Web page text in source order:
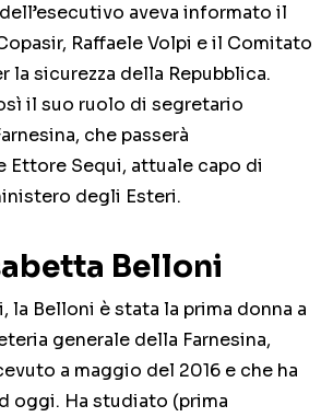
aveva informato il
Raffaele Volpi e il Comitato
la sicurezza della Repubblica.
il suo ruolo di segretario
che passerà
Ettore Sequi, attuale capo di
degli Esteri.
Belloni
la Belloni è stata la prima donna a
generale della Farnesina,
a maggio del 2016 e che ha
oggi. Ha studiato (prima